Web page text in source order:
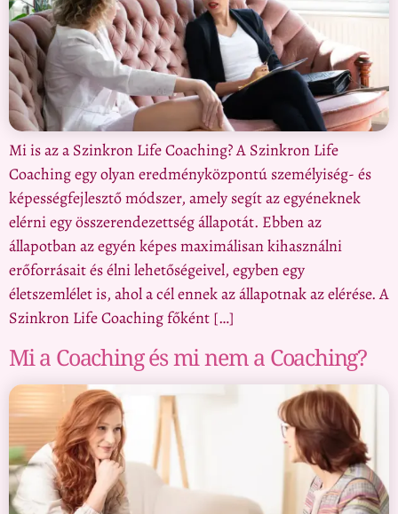
Mi is az a Szinkron Life Coaching? A Szinkron Life
Coaching egy olyan eredményközpontú személyiség- és
képességfejlesztő módszer, amely segít az egyéneknek
elérni egy összerendezettség állapotát. Ebben az
állapotban az egyén képes maximálisan kihasználni
erőforrásait és élni lehetőségeivel, egyben egy
életszemlélet is, ahol a cél ennek az állapotnak az elérése. A
Szinkron Life Coaching főként […]
Mi a Coaching és mi nem a Coaching?